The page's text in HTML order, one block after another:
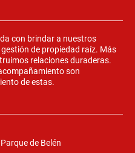
con brindar a nuestros
de propiedad raíz. Más
relaciones duraderas.
son
de estas.
de Belén